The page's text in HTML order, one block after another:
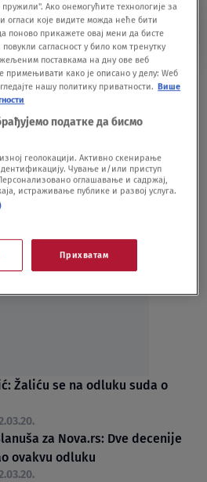
otkazao punomoćje
pretpostavljenih
Žaliću se na odluku suda o
za Nova.rs: Dve decenije
ovakvu odluku
Ако онемогућите технологије за
огласи које видите можда неће бити
поново прикажете овај мени да бисте
сагласност у било ком тренутку
поставкама на дну ове веб
како је описано у делу: Wеб
нашу политику приватности. Више
податке да бисмо
геолокацији. Активно скенирање
Чување и/или приступ
оглашавање и садржај,
истраживање публике и развој услуга.
Прихватам